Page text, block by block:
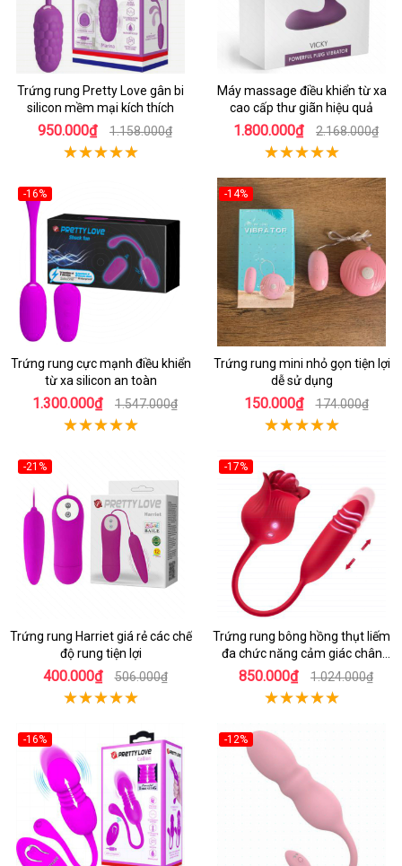
Trứng rung Pretty Love gân bi
silicon mềm mại kích thích
950.000₫ 1.158.000₫
Máy massage điều khiển từ xa
cao cấp thư giãn hiệu quả
1.800.000₫ 2.168.000₫
-16%
Trứng rung cực mạnh điều khiển
từ xa silicon an toàn
1.300.000₫ 1.547.000₫
-14%
Trứng rung mini nhỏ gọn tiện lợi
dễ sử dụng
150.000₫ 174.000₫
-21%
Trứng rung Harriet giá rẻ các chế
độ rung tiện lợi
400.000₫ 506.000₫
-17%
Trứng rung bông hồng thụt liếm
đa chức năng cảm giác chân
thật
850.000₫ 1.024.000₫
-16% -12%